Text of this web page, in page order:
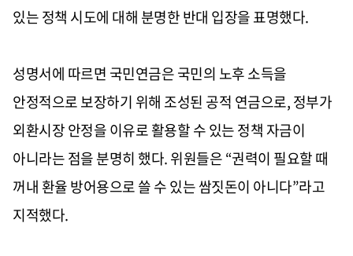
있는 정책 시도에 대해 분명한 반대 입장을 표명했다.
성명서에 따르면 국민연금은 국민의 노후 소득을
안정적으로 보장하기 위해 조성된 공적 연금으로, 정부가
외환시장 안정을 이유로 활용할 수 있는 정책 자금이
아니라는 점을 분명히 했다. 위원들은 “권력이 필요할 때
꺼내 환율 방어용으로 쓸 수 있는 쌈짓돈이 아니다”라고
지적했다.